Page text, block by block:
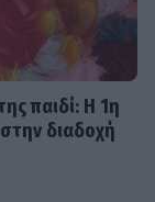
παιδί: Η 1η
διαδοχή